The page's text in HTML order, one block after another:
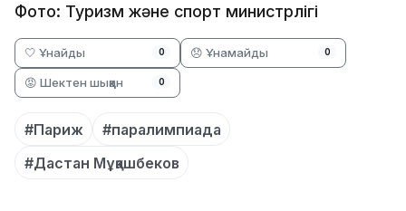
Фото: Туризм және спорт министрлігі
🤍 Ұнайды 0 😞 Ұнамайды 0
😡 Шектен шыққан 0
#Париж
#паралимпиада
#Дастан Мұқашбеков